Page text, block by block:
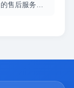
网站建设完工就结束？揭秘靠谱网站公司的售后服务清单（含小二CMS实战解读）